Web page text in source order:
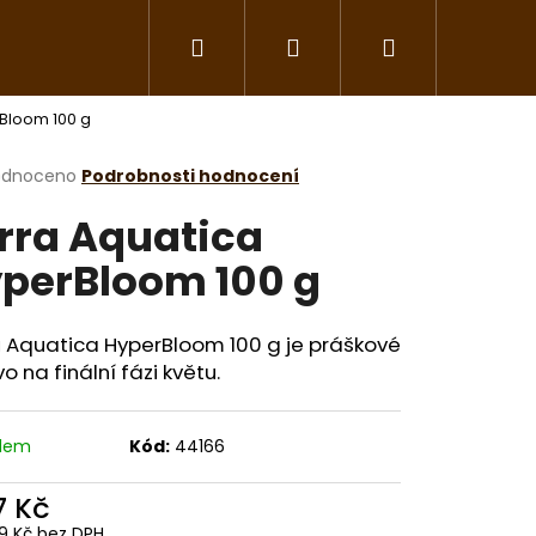
Květináče a závlaha Nářadí a pomůcky
Hledat PřihlášeníNákupní
100 g
Podrobnosti hodnocení
Aquatica
100 g
Aquatica HyperBloom 100 g je práškové
na finální fázi květu.
Kód: 44166
Kč